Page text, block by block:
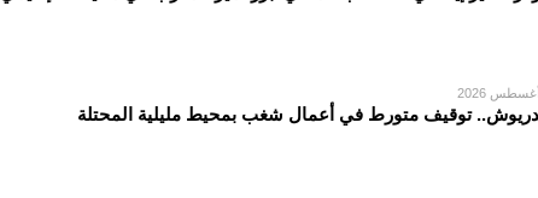
توقيف متورط في أعمال شغب بمحيط مليلية المحتلة